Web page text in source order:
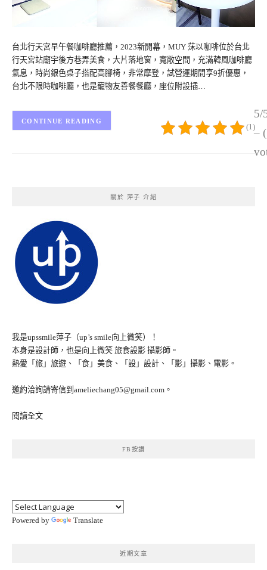
台北行天宮早午餐咖啡廳推薦，2023新開幕，MUY 莯以咖啡位於台北
行天宮站廟宇後方巷弄美食，大片落地窗，寬敞空間，充滿韓風咖啡廳
氣息，時尚銀色桌子搭配高腳椅，非常摩登，試營運期間享9折優惠，
台北不限時咖啡廳，也是寵物友善餐餐廳，座位附設插…
5/
–
(1)
CONTINUE READING
關於 萍子 介紹
我是upssmile萍子（up’s smile向上微笑）！
本身是設計師，也是向上微笑 旅食設影 攝影師。
熱愛「旅」旅遊、「食」美食、「設」設計、「影」攝影、電影。
邀約洽詢請寄信到ameliechang05@gmail.com。
閱讀全文
FB按讚
Powered by Translate
近期文章